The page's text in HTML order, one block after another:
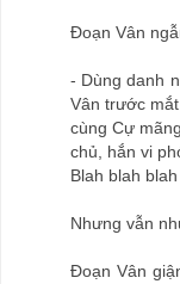
Đoạn Vân
- Dùng danh
Vân trước mắt
cùng Cự
chủ, hắn vi
Blah blah
Nhưng vẫn
Đoạn Vân